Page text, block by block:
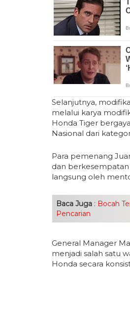
Selanjutnya,
melalui karya
Honda Tiger
Nasional dari
Para pemenang
dan
langsung oleh
Baca Juga : Bocah
Pencarian
General Manager
menjadi salah satu
Honda secara